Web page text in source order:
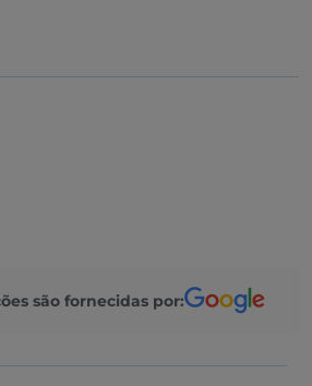
são fornecidas por: